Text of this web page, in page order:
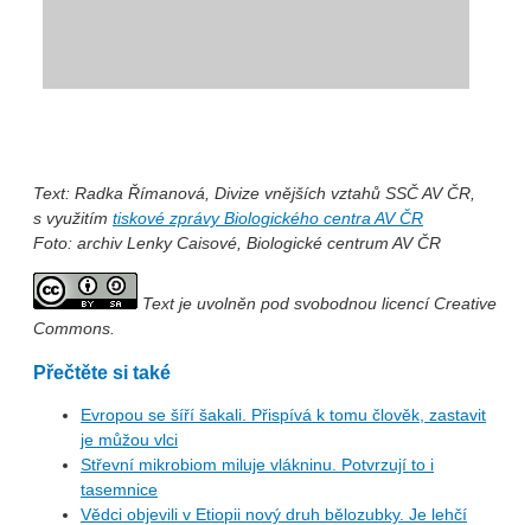
Text: Radka Římanová, Divize vnějších vztahů SSČ AV ČR,
s využitím tiskové zprávy Biologického centra AV ČR
Foto: archiv Lenky Caisové, Biologické centrum AV ČR
Text je uvolněn pod svobodnou licencí Creative
Commons.
Přečtěte si také
Evropou se šíří šakali. Přispívá k tomu člověk, zastavit
je můžou vlci
Střevní mikrobiom miluje vlákninu. Potvrzují to i
tasemnice
Vědci objevili v Etiopii nový druh bělozubky. Je lehčí